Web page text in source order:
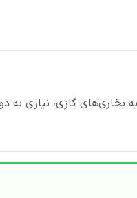
بخاری‌های گازی، نیازی به